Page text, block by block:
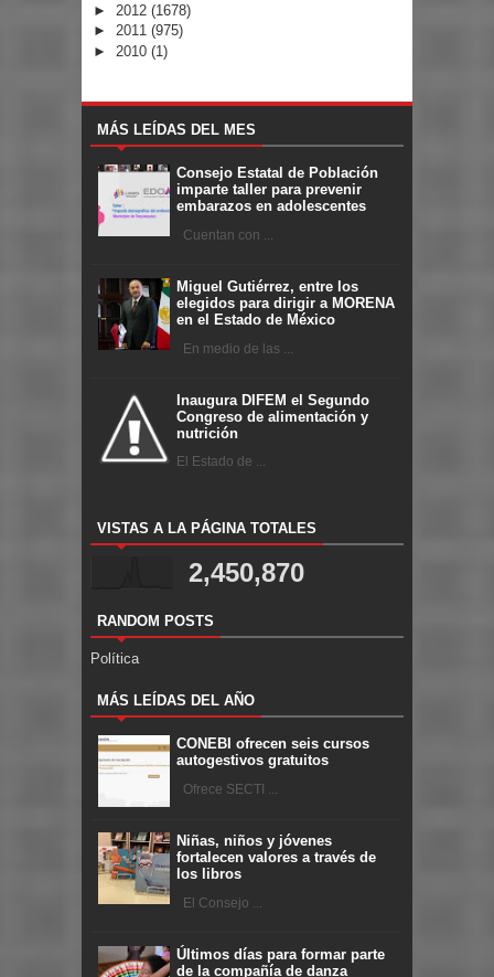
► 2012 (1678)
► 2011 (975)
► 2010 (1)
MÁS LEÍDAS DEL MES
Consejo Estatal de Población
imparte taller para prevenir
embarazos en adolescentes
Cuentan con ...
Miguel Gutiérrez, entre los
elegidos para dirigir a MORENA
en el Estado de México
En medio de las ...
Inaugura DIFEM el Segundo
Congreso de alimentación y
nutrición
El Estado de ...
VISTAS A LA PÁGINA TOTALES
2,450,870
RANDOM POSTS
Política
MÁS LEÍDAS DEL AÑO
CONEBI ofrecen seis cursos
autogestivos gratuitos
Ofrece SECTI ...
Niñas, niños y jóvenes
fortalecen valores a través de
los libros
El Consejo ...
Últimos días para formar parte
de la compañía de danza